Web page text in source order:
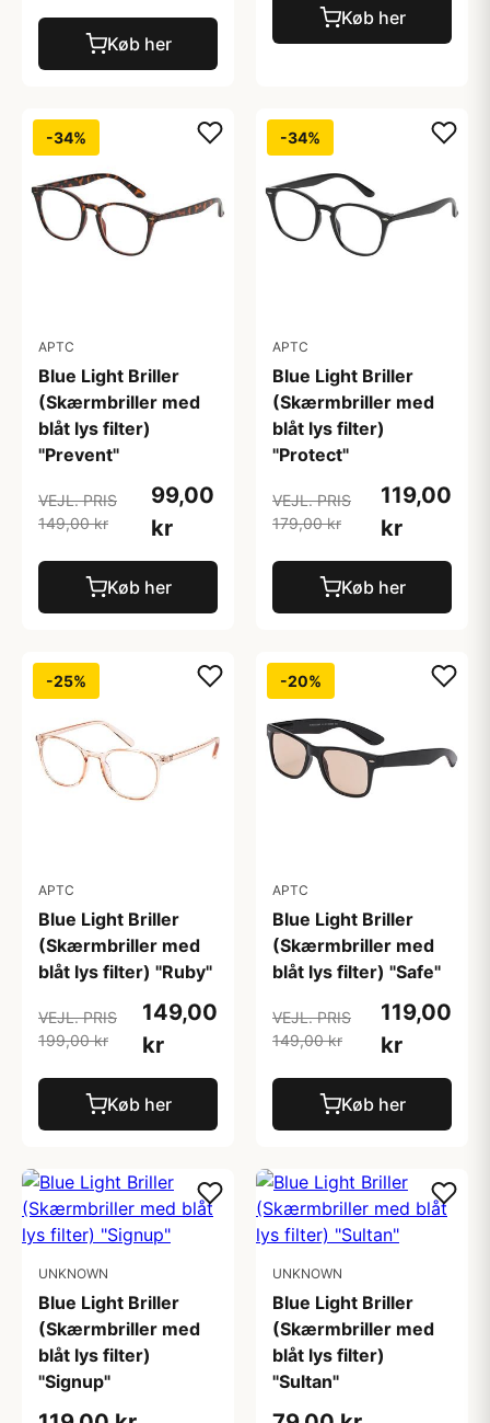
Køb her
Køb her
-34%
APTC
Blue Light Briller
(Skærmbriller med
blåt lys filter)
"Prevent"
VEJL. PRIS
149,00 kr
99,00
kr
Køb her
-34%
APTC
Blue Light Briller
(Skærmbriller med
blåt lys filter)
"Protect"
VEJL. PRIS
179,00 kr
119,00
kr
Køb her
-25%
APTC
Blue Light Briller
(Skærmbriller med
blåt lys filter) "Ruby"
VEJL. PRIS
199,00 kr
149,00
kr
Køb her
-20%
APTC
Blue Light Briller
(Skærmbriller med
blåt lys filter) "Safe"
VEJL. PRIS
149,00 kr
119,00
kr
Køb her
UNKNOWN
Blue Light Briller
(Skærmbriller med
blåt lys filter)
"Signup"
UNKNOWN
Blue Light Briller
(Skærmbriller med
blåt lys filter)
"Sultan"